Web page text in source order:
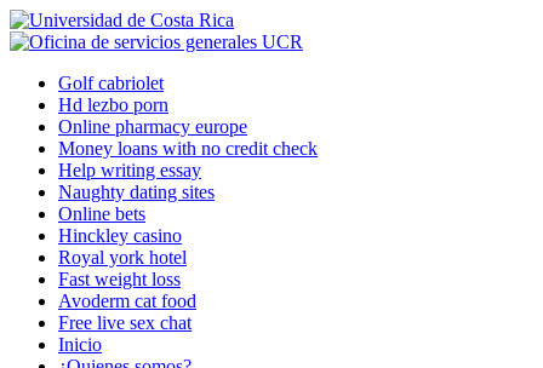
Golf cabriolet
Hd lezbo porn
Online pharmacy europe
Money loans with no credit check
Help writing essay
Naughty dating sites
Online bets
Hinckley casino
Royal york hotel
Fast weight loss
Avoderm cat food
Free live sex chat
Inicio